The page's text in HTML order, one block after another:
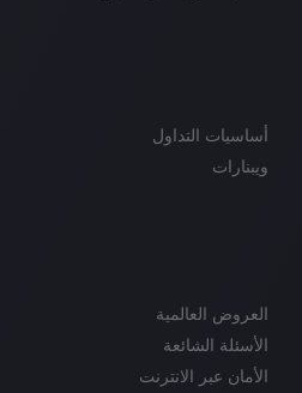
أساسيات التداول
ويبنارات
العروض العالمية
الأسئلة الشائعة
الأمان عبر الانترنت